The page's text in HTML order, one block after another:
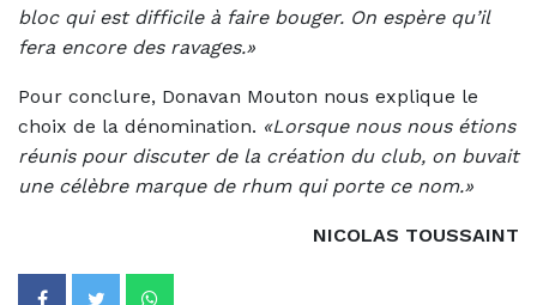
bloc qui est difficile à faire bouger. On espère qu’il
fera encore des ravages.»
Pour conclure, Donavan Mouton nous explique le
choix de la dénomination. «Lorsque nous nous étions
réunis pour discuter de la création du club, on buvait
une célèbre marque de rhum qui porte ce nom.»
NICOLAS TOUSSAINT